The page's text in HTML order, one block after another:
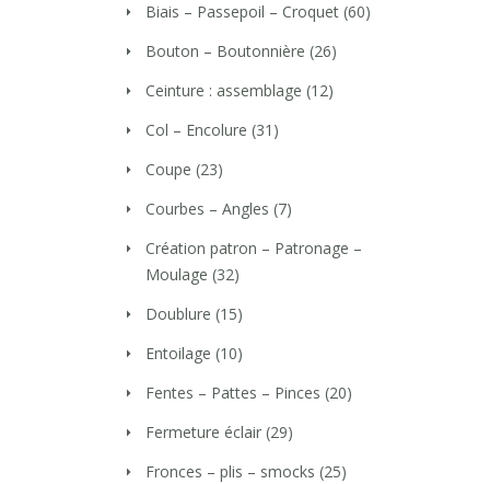
Biais – Passepoil – Croquet (60)
Bouton – Boutonnière (26)
Ceinture : assemblage (12)
Col – Encolure (31)
Coupe (23)
Courbes – Angles (7)
Création patron – Patronage –
Moulage (32)
Doublure (15)
Entoilage (10)
Fentes – Pattes – Pinces (20)
Fermeture éclair (29)
Fronces – plis – smocks (25)